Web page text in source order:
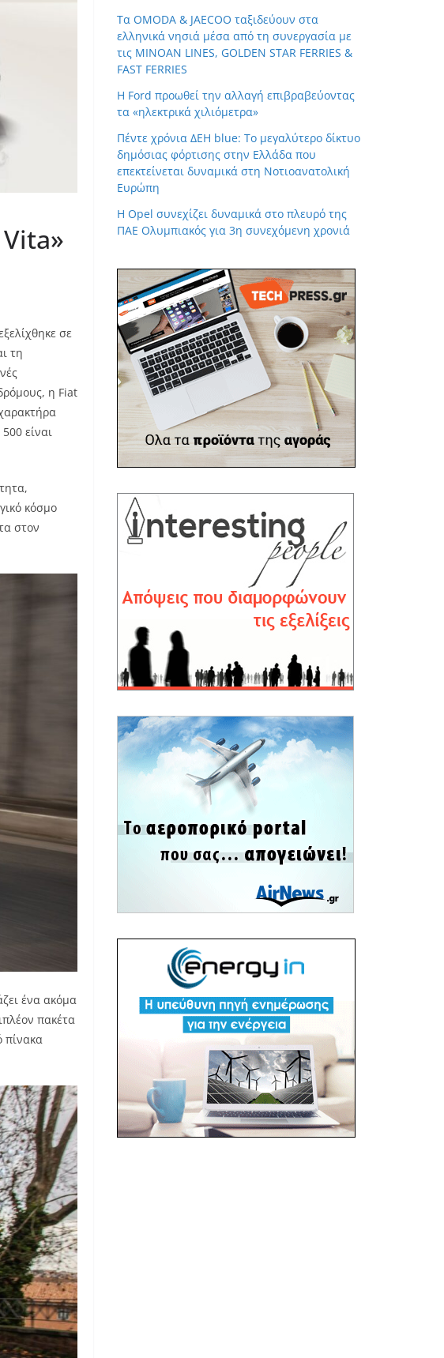
σε
τη
η Fiat
είναι
κόσμο
στον
ένα ακόμα
πακέτα
πίνακα
Τα OMODA & JAECOO ταξιδεύουν στα
ελληνικά νησιά μέσα από τη συνεργασία με
τις MINOAN LINES, GOLDEN STAR FERRIES &
FAST FERRIES
Η Ford προωθεί την αλλαγή επιβραβεύοντας
τα «ηλεκτρικά χιλιόμετρα»
Πέντε χρόνια ΔΕΗ blue: Το μεγαλύτερο δίκτυο
δημόσιας φόρτισης στην Ελλάδα που
επεκτείνεται δυναμικά στη Νοτιοανατολική
Ευρώπη
Η Opel συνεχίζει δυναμικά στο πλευρό της
ΠΑΕ Ολυμπιακός για 3η συνεχόμενη χρονιά